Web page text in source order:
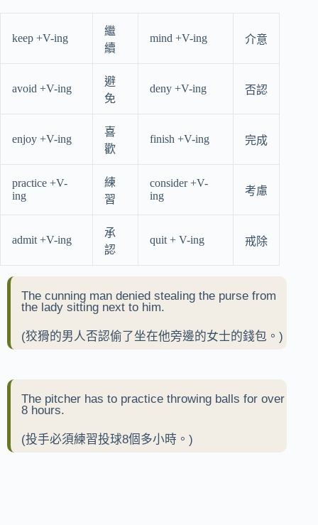
keep +V-ing
繼
續
mind +V-ing 介意
avoid +V-ing
避
免
deny +V-ing 否認
enjoy +V-ing
喜
歡
finish +V-ing 完成
practice +V-
ing
練
習
consider +V-
ing
考慮
admit +V-ing
承
認
quit + V-ing 戒除
The cunning man denied stealing the purse from
the lady sitting next to him.
(狡猾的男人否認偷了坐在他旁邊的女士的錢包。)
The pitcher has to practice throwing balls for over
8 hours.
(投手必須練習投球8個多小時。)